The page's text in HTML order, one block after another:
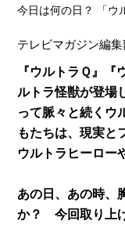
今日は何の日？ 「ウ
テレビマガジン編集
『ウルトラＱ』
ルトラ怪獣が登場
って脈々と続くウ
もたちは、現実と
ウルトラヒーロー
あの日、あの時、
か？ 今回取り上